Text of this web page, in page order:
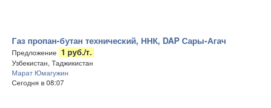
Газ пропан-бутан технический, ННК, DAP Сары-Агач
Предложение 1 руб./т.
Узбекистан, Таджикистан
Марат Юмагужин
Сегодня в 08:07